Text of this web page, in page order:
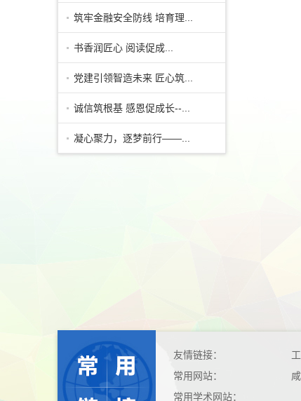
筑牢金融安全防线 培育理...
书香润匠心 阅读促成...
党建引领智造未来 匠心筑...
诚信筑根基 感恩促成长--...
凝心聚力，逐梦前行——...
友情链接：
常用网站：
常用学术网站：